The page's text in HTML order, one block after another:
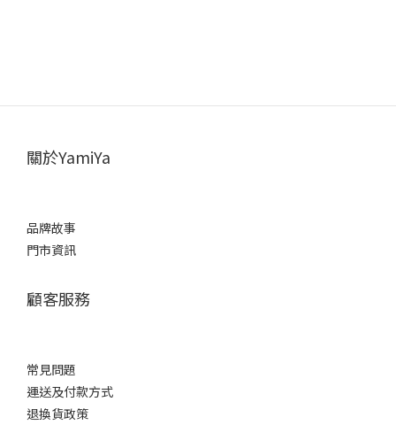
關於YamiYa
品牌故事
門市資訊
顧客服務
常見問題
運送及付款方式
退換貨政策